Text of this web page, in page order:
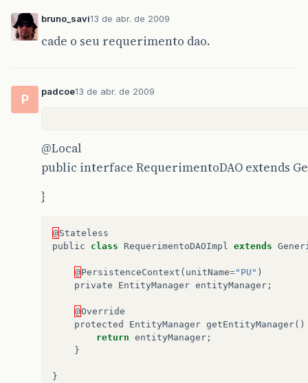
bruno_savi13 de abr. de 2009
cade o seu requerimento dao.
P
padcoe13 de abr. de 2009
@Local
public interface RequerimentoDAO extends
}
@Stateless
public
class RequerimentoDAOImpl extends
@PersistenceContext ( unitName="PU" )
private
EntityManager entityManager ;
@Override
protected
EntityManager getEntityManager()
return entityManager ;
}
}